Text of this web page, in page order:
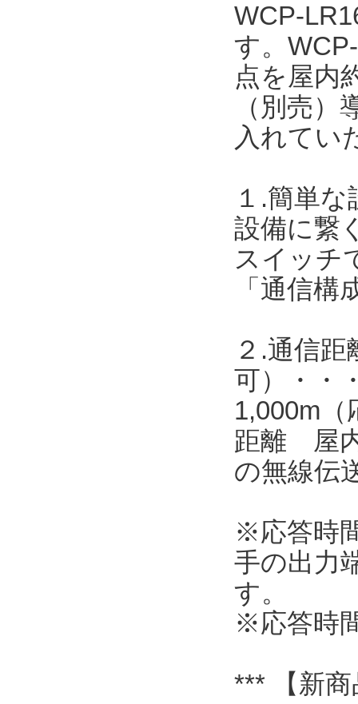
WCP-
す。
点を屋内
（別売
入れてい
１.簡単
設備に繋
スイッチ
「通信
２.通信
可）・・
1,000m
距離 屋
の無線伝
※応答時
手の出力
す。
※応答時
*** 【新